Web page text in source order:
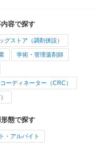
容で探す
グストア（調剤併設）
学術・管理薬剤師
ーディネーター（CRC）
態で探す
・アルバイト